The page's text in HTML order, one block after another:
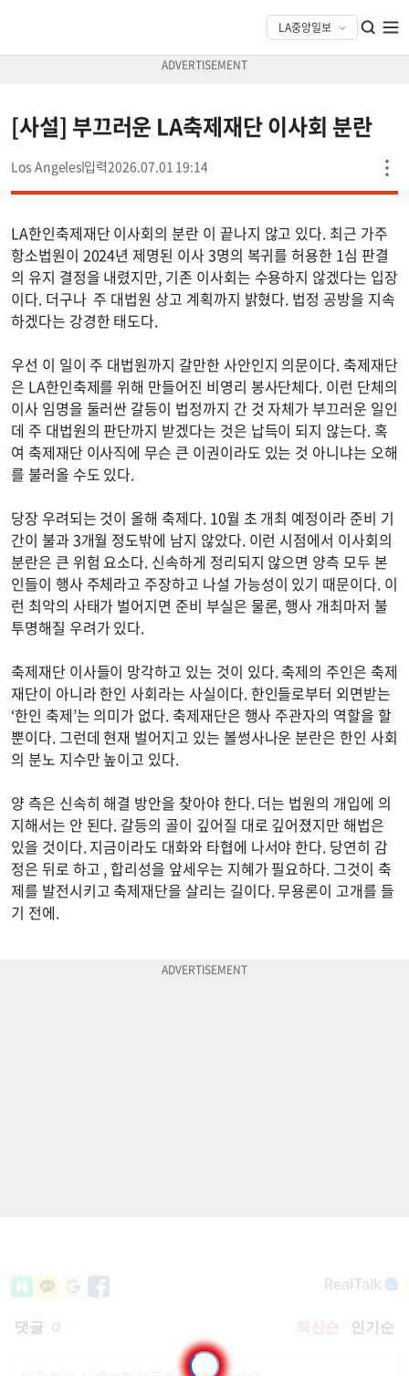
[사설] 부끄러운 LA축제재단 이사회 분란
Los Angeles 2026.07.01 19:14
LA한인축제재단 이사회의 분란 이 끝나지 않고 있다. 최근 가주
항소법원이 2024년 제명된 이사 3명의 복귀를 허용한 1심 판결
의 유지 결정을 내렸지만, 기존 이사회는 수용하지 않겠다는 입장
이다. 더구나 주 대법원 상고 계획까지 밝혔다. 법정 공방을 지속
하겠다는 강경한 태도다.
우선 이 일이 주 대법원까지 갈만한 사안인지 의문이다. 축제재단
은 LA한인축제를 위해 만들어진 비영리 봉사단체다. 이런 단체의
이사 임명을 둘러싼 갈등이 법정까지 간 것 자체가 부끄러운 일인
데 주 대법원의 판단까지 받겠다는 것은 납득이 되지 않는다. 혹
여 축제재단 이사직에 무슨 큰 이권이라도 있는 것 아니냐는 오해
를 불러올 수도 있다.
당장 우려되는 것이 올해 축제다. 10월 초 개최 예정이라 준비 기
간이 불과 3개월 정도밖에 남지 않았다. 이런 시점에서 이사회의
분란은 큰 위험 요소다. 신속하게 정리되지 않으면 양측 모두 본
인들이 행사 주체라고 주장하고 나설 가능성이 있기 때문이다. 이
런 최악의 사태가 벌어지면 준비 부실은 물론, 행사 개최마저 불
투명해질 우려가 있다.
축제재단 이사들이 망각하고 있는 것이 있다. 축제의 주인은 축제
재단이 아니라 한인 사회라는 사실이다. 한인들로부터 외면받는
‘한인 축제’는 의미가 없다. 축제재단은 행사 주관자의 역할을 할
뿐이다. 그런데 현재 벌어지고 있는 볼썽사나운 분란은 한인 사회
의 분노 지수만 높이고 있다.
양 측은 신속히 해결 방안을 찾아야 한다. 더는 법원의 개입에 의
지해서는 안 된다. 갈등의 골이 깊어질 대로 깊어졌지만 해법은
있을 것이다. 지금이라도 대화와 타협에 나서야 한다. 당연히 감
정은 뒤로 하고 , 합리성을 앞세우는 지혜가 필요하다. 그것이 축
제를 발전시키고 축제재단을 살리는 길이다. 무용론이 고개를 들
기 전에.